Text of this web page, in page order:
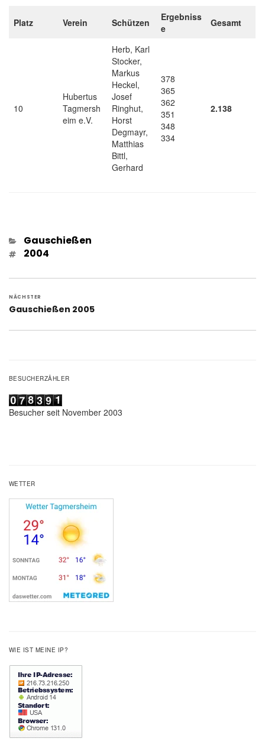
Platz Verein Schützen
Ergebniss
e
Gesamt
10
Hubertus
Tagmersh
eim e.V.
Herb, Karl
Stocker,
Markus
Heckel,
Josef
Ringhut,
Horst
Degmayr,
Matthias
Bittl,
Gerhard
378
365
362
351
348
334
2.138
Kategorien
Gauschießen
Schlagwörter
2004
Beitragsnavigation
NÄCHSTER
Nächster
Gauschießen 2005
BESUCHERZÄHLER
Besucher seit November 2003
WETTER
WIE IST MEINE IP?